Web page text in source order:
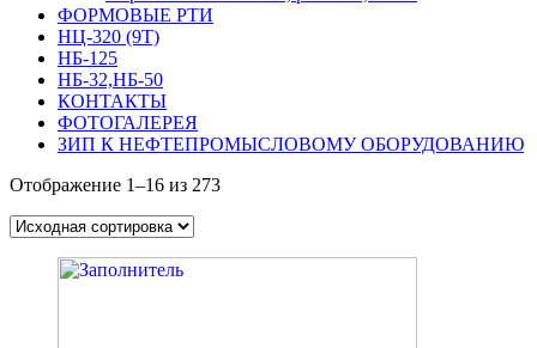
ФОРМОВЫЕ РТИ
НЦ-320 (9Т)
НБ-125
НБ-32,НБ-50
КОНТАКТЫ
ФОТОГАЛЕРЕЯ
ЗИП К НЕФТЕПРОМЫСЛОВОМУ ОБОРУДОВАНИЮ
Отображение 1–16 из 273